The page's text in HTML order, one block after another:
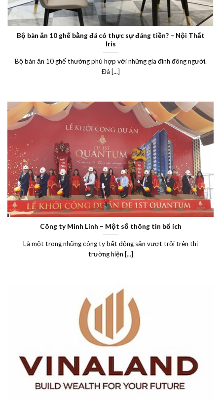
Bộ bàn ăn 10 ghế bằng đá có thực sự đáng tiền? – Nội Thất
Iris
Bộ bàn ăn 10 ghế thường phù hợp với những gia đình đông người.
Đá [...]
Công ty Minh Linh – Một số thông tin bổ ích
Là một trong những công ty bất động sản vượt trội trên thị
trường hiện [...]